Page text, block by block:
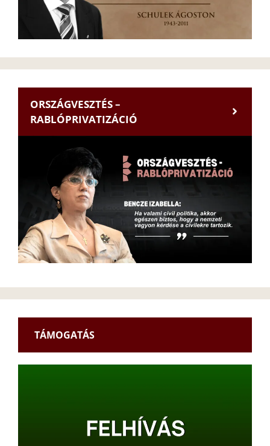
ORSZÁGVESZTÉS –
RABLÓPRIVATIZÁCIÓ
TÁMOGATÁS